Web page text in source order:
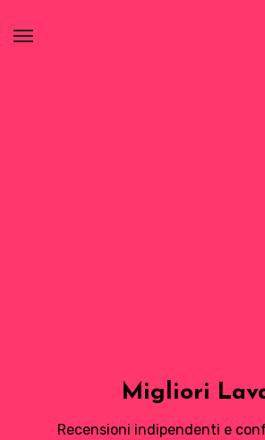
Migliori
Recensioni indipendenti e